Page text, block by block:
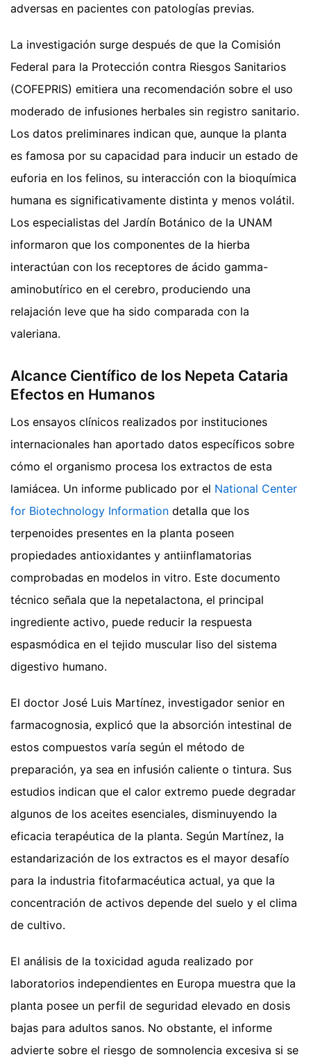
adversas en pacientes con patologías previas.
La investigación surge después de que la Comisión
Federal para la Protección contra Riesgos Sanitarios
(COFEPRIS) emitiera una recomendación sobre el uso
moderado de infusiones herbales sin registro sanitario.
Los datos preliminares indican que, aunque la planta
es famosa por su capacidad para inducir un estado de
euforia en los felinos, su interacción con la bioquímica
humana es significativamente distinta y menos volátil.
Los especialistas del Jardín Botánico de la UNAM
informaron que los componentes de la hierba
interactúan con los receptores de ácido gamma-
aminobutírico en el cerebro, produciendo una
relajación leve que ha sido comparada con la
valeriana.
Alcance Científico de los Nepeta Cataria
Efectos en Humanos
Los ensayos clínicos realizados por instituciones
internacionales han aportado datos específicos sobre
cómo el organismo procesa los extractos de esta
lamiácea. Un informe publicado por el National Center
for Biotechnology Information detalla que los
terpenoides presentes en la planta poseen
propiedades antioxidantes y antiinflamatorias
comprobadas en modelos in vitro. Este documento
técnico señala que la nepetalactona, el principal
ingrediente activo, puede reducir la respuesta
espasmódica en el tejido muscular liso del sistema
digestivo humano.
El doctor José Luis Martínez, investigador senior en
farmacognosia, explicó que la absorción intestinal de
estos compuestos varía según el método de
preparación, ya sea en infusión caliente o tintura. Sus
estudios indican que el calor extremo puede degradar
algunos de los aceites esenciales, disminuyendo la
eficacia terapéutica de la planta. Según Martínez, la
estandarización de los extractos es el mayor desafío
para la industria fitofarmacéutica actual, ya que la
concentración de activos depende del suelo y el clima
de cultivo.
El análisis de la toxicidad aguda realizado por
laboratorios independientes en Europa muestra que la
planta posee un perfil de seguridad elevado en dosis
bajas para adultos sanos. No obstante, el informe
advierte sobre el riesgo de somnolencia excesiva si se